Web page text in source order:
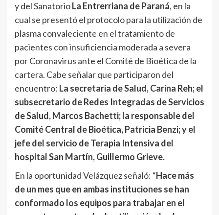
y del SanatorioLa Entrerriana de Paraná, en la
cual se presentó el protocolo para la utilización de
plasma convaleciente en el tratamiento de
pacientes con insuficiencia moderada a severa
por Coronavirus ante el Comité de Bioética de la
cartera. Cabe señalar que participaron del
encuentro: La secretaria de Salud, Carina Reh; el
subsecretario de Redes Integradas de Servicios
de Salud, Marcos Bachetti; la responsable del
Comité Central de Bioética, Patricia Benzi; y el
jefe del servicio de Terapia Intensiva del
hospital San Martín, Guillermo Grieve.
En la oportunidad Velázquez señaló: “Hace más
de un mes que en ambas instituciones se han
conformado los equipos para trabajar en el